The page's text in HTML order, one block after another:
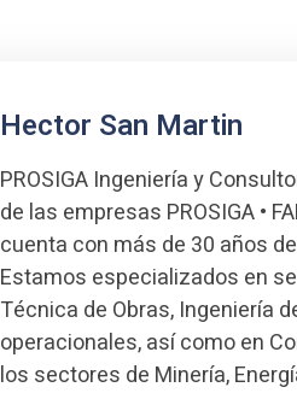
Hector San Martin
PROSIGA Ingeniería y
de las empresas PROSIGA •
cuenta con más de 30 años
Estamos especializados en
Técnica de Obras, Ingeniería
operacionales, así como en
los sectores de Minería,